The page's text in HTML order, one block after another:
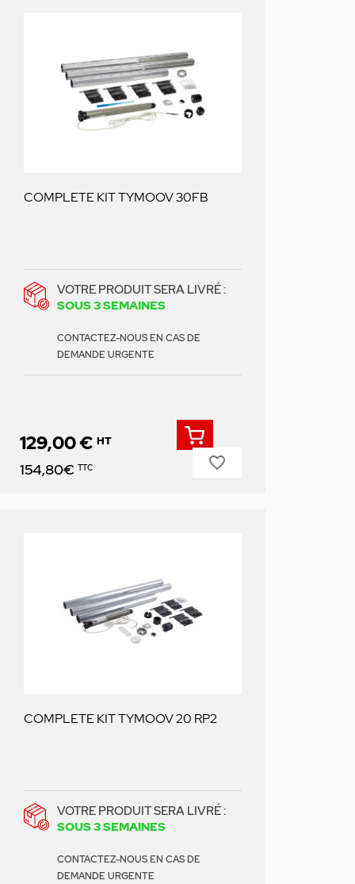
COMPLETE KIT TYMOOV 30FB
VOTRE PRODUIT SERA LIVRÉ :
SOUS 3 SEMAINES
CONTACTEZ-NOUS EN CAS DE
DEMANDE URGENTE
Prix
129,00 € HT
154,80€ TTC favorite_border
COMPLETE KIT TYMOOV 20 RP2
VOTRE PRODUIT SERA LIVRÉ :
SOUS 3 SEMAINES
CONTACTEZ-NOUS EN CAS DE
DEMANDE URGENTE